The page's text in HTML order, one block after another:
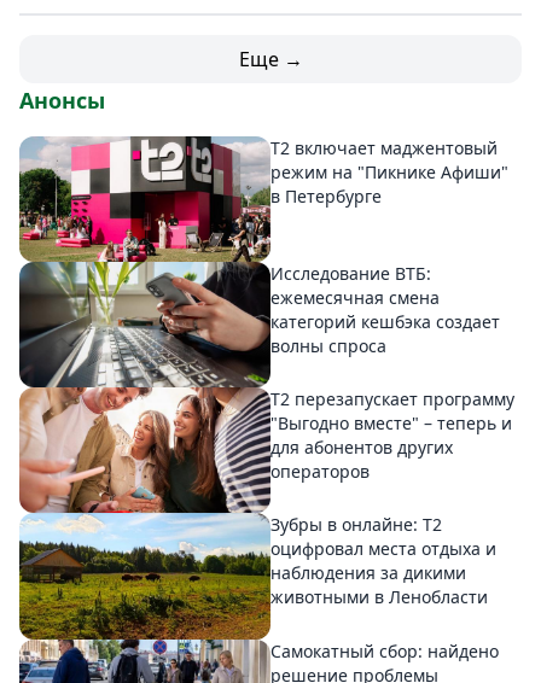
Еще →
Анонсы
Т2 включает маджентовый
режим на "Пикнике Афиши"
в Петербурге
Исследование ВТБ:
ежемесячная смена
категорий кешбэка создает
волны спроса
Т2 перезапускает программу
"Выгодно вместе" – теперь и
для абонентов других
операторов
Зубры в онлайне: Т2
оцифровал места отдыха и
наблюдения за дикими
животными в Ленобласти
Самокатный сбор: найдено
решение проблемы